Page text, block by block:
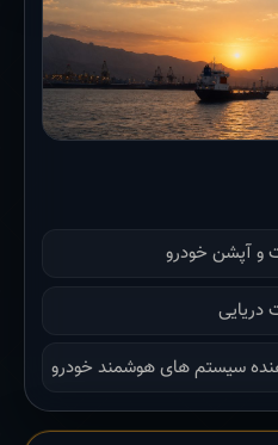
و آپشن خودرو
دریایی
سیستم های هوشمند خودرو